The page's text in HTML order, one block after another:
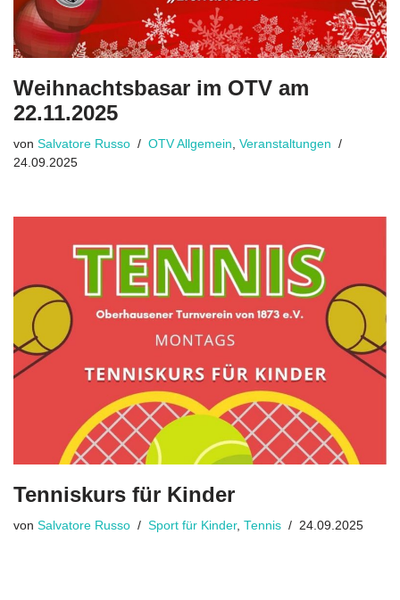
Weihnachtsbasar im OTV am
22.11.2025
von Salvatore Russo OTV Allgemein Veranstaltungen
24.09.2025
Tenniskurs für Kinder
von Salvatore Russo Sport für Kinder, Tennis 24.09.2025